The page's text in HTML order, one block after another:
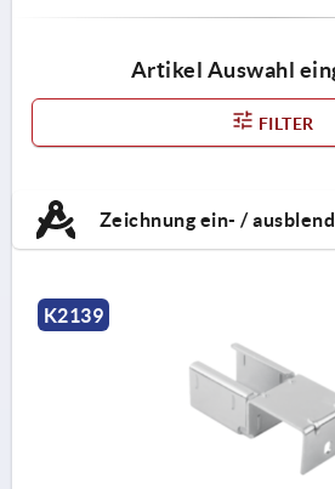
Artikel Auswahl
FILTER
Zeichnung ein- /
K2139